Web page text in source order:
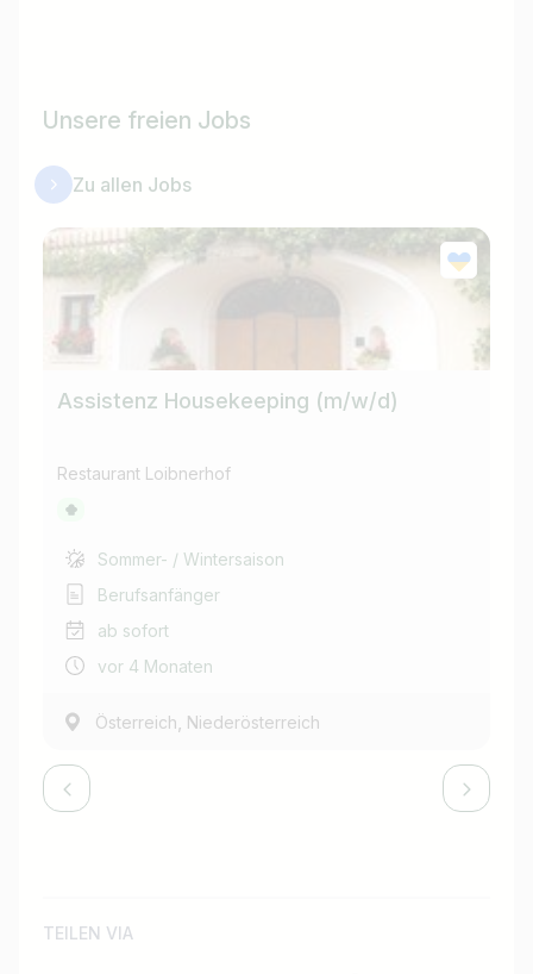
Unsere freien Jobs
Zu allen Jobs
Assistenz Housekeeping (m/w/d)
Restaurant Loibnerhof
Sommer- / Wintersaison
Berufsanfänger
ab sofort
vor 4 Monaten
Österreich, Niederösterreich
TEILEN VIA